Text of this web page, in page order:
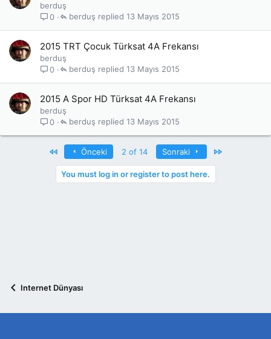
berduş
0
13 Mayıs 2015
berduş
2015 TRT Çocuk Türksat 4A Frekansı
berduş
0
13 Mayıs 2015
berduş
2015 A Spor HD Türksat 4A Frekansı
berduş
0
13 Mayıs 2015
berduş
First Önceki 2 of 14 Sonraki
You must log in or register to post here.
Internet Dünyası